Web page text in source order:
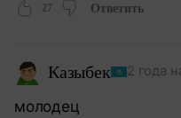
27 Ответить
Казыбек 2 года
молодец